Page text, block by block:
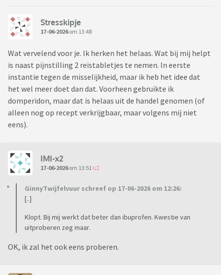
Stresskipje
17-06-2026om 13:48
Wat vervelend voor je. Ik herken het helaas. Wat bij mij helpt
is naast pijnstilling 2 reistabletjes te nemen. In eerste
instantie tegen de misselijkheid, maar ik heb het idee dat
het wel meer doet dan dat. Voorheen gebruikte ik
domperidon, maar dat is helaas uit de handel genomen (of
alleen nog op recept verkrijgbaar, maar volgens mij niet
eens).
IMI-x2
17-06-2026om 13:51
GinnyTwijfelvuur schreef op 17-06-2026 om 12:26:
[..]
Klopt. Bij mij werkt dat beter dan ibuprofen. Kwestie van
uitproberen zeg maar.
OK, ik zal het ook eens proberen.